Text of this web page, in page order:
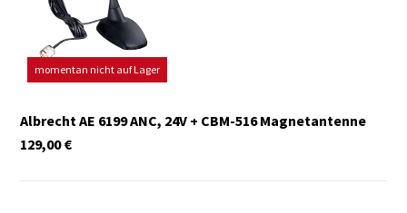
momentan nicht auf Lager
Albrecht AE 6199 ANC, 24V + CBM-516 Magnetantenne
€
129,00